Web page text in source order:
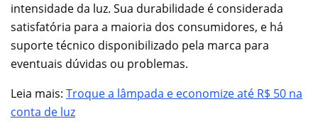
intensidade da luz. Sua durabilidade é considerada
satisfatória para a maioria dos consumidores, e há
suporte técnico disponibilizado pela marca para
eventuais dúvidas ou problemas.
Leia mais: Troque a lâmpada e economize até R$ 50 na
conta de luz